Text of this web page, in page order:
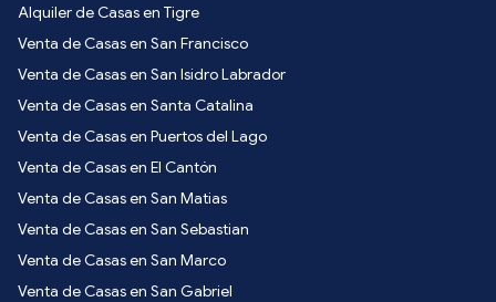
Alquiler de Casas en Tigre
Venta de Casas en San Francisco
Venta de Casas en San Isidro Labrador
Venta de Casas en Santa Catalina
Venta de Casas en Puertos del Lago
Venta de Casas en El Cantón
Venta de Casas en San Matias
Venta de Casas en San Sebastian
Venta de Casas en San Marco
Venta de Casas en San Gabriel